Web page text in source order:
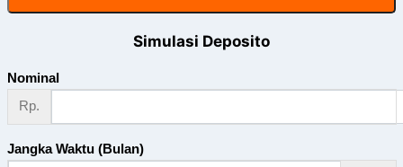
Simulasi Deposito
Nominal
Rp.
Jangka Waktu (Bulan)